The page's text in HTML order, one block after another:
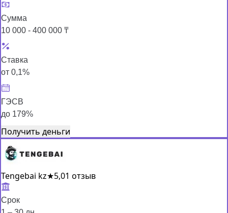
Сумма
10 000 - 400 000 ₸
Ставка
от 0,1%
ГЭСВ
до 179%
Получить деньги
Tengebai kz★5,01 отзыв
Срок